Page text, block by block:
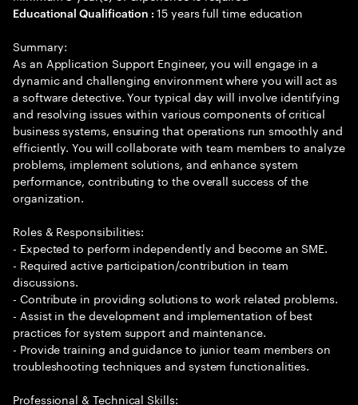
Educational Qualification :15 years full time education
Summary:
As an Application Support Engineer, you will engage in a
dynamic and challenging environment where you will act as
a software detective. Your typical day will involve identifying
and resolving issues within various components of critical
business systems, ensuring that operations run smoothly and
efficiently. You will collaborate with team members to analyze
problems, implement solutions, and enhance system
performance, contributing to the overall success of the
organization.
Roles & Responsibilities:
- Expected to perform independently and become an SME.
- Required active participation/contribution in team
discussions.
- Contribute in providing solutions to work related problems.
- Assist in the development and implementation of best
practices for system support and maintenance.
- Provide training and guidance to junior team members on
troubleshooting techniques and system functionalities.
Professional & Technical Skills: